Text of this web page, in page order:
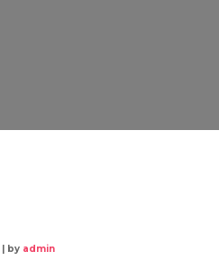
| by admin